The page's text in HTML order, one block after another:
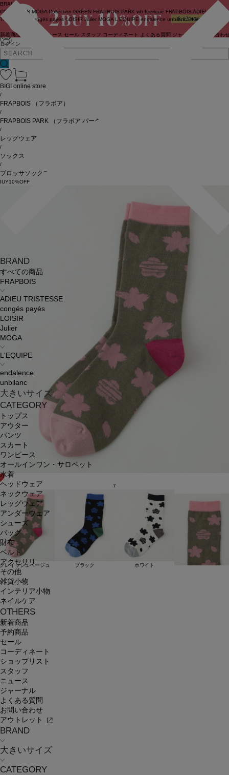
ログイン
BRAND
COUTURIER MOGA Collection GREEN FRAPBOIS PARK wb feerique FRAPBOIS ADIEU
TRISTESSE
congés payés LOISIR Julier MOGA L'EQUIPE endalence unbilanc BIGI online store
新着商品 ニュース セール スタッフ コーディネート よくある質問 ジャーナル お問い合わ
BRAND
すべての商品
FRAPBOIS
ADIEU TRISTESSE
congés payés
LOISIR
Julier
MOGA
L'EQUIPE
endalence
unbilanc
大きいサイズ
CATEGORY
トップス
アウター
パンツ
スカート
ワンピース
オールインワン・サロペット
水着
ヘッドウェア
ネックウェア
レッグウェア
アンダーウェア
シューズ
バッグ
財布
ベルト
アクセサリ
その他
雑貨小物
インテリア小物
ネイルケア
OTHERS
新着商品
予約商品
セール
コーディネート
ショップリスト
スタッフ
ニュース
ジャーナル
よくある質問
お問い合わせ
アウトレット
BRAND
大きいサイズ
CATEGORY
BIGI online store
/
FRAPBOIS （フラボア）
/
FRAPBOIS PARK （フラボア パーク）
/
レッグウェア
/
ソックス
/
ブロッサソックス
7
レイッシュベージュ ブラック ホワイト